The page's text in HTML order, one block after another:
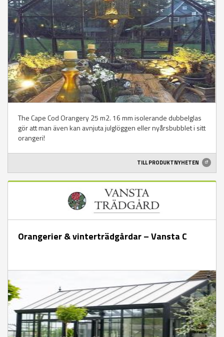
The Cape Cod Orangery 25 m2. 16 mm isolerande dubbelglas
gör att man även kan avnjuta julglöggen eller nyårsbubblet i sitt
orangeri!
TILL PRODUKTNYHETEN
Orangerier & vinterträdgårdar – Vansta C